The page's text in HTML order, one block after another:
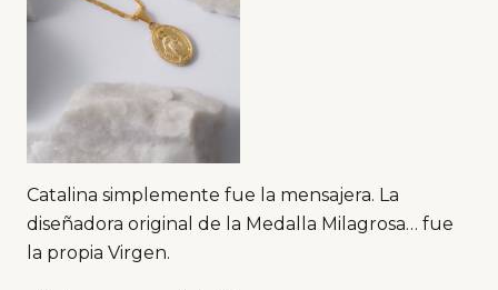
Catalina simplemente fue la mensajera. La
diseñadora original de la Medalla Milagrosa… fue
la propia Virgen.